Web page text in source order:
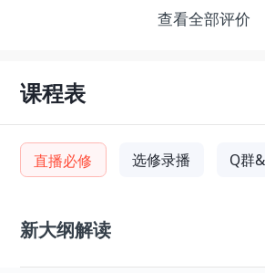
查看全部评价
课程表
直播必修 选修录播 Q群
新大纲解读